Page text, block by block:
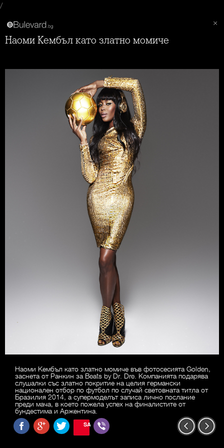
/
Наоми Кембъл като златно момиче
Наоми Кембъл като златно момиче във фотосесията Golden,
заснета от Ранкин за Beats by Dr. Dre. Компанията подарява
слушалки със златно покритие на целия германски
национален отбор по футбол по случай световната титла от
Бразилия 2014, а супермоделът записа лично послание
преди мача, в което пожела успех на финалистите от
бундестима и Аржентина.
SAVE